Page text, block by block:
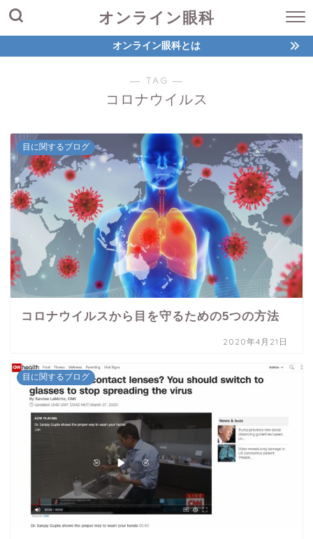
オンライン眼科
オンライン眼科とは
― TAG ―
コロナウイルス
目に関するブログ
コロナウイルスから目を守るための5つの方法
2020年4月21日
目に関するブログ